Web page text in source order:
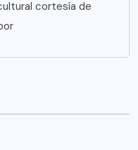
cortesía de